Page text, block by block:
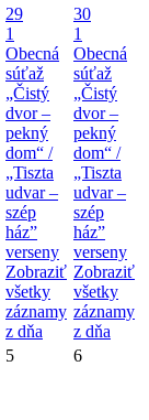
29
1
Obecná
súťaž
„Čistý
dvor –
pekný
dom“ /
„Tiszta
udvar –
szép
ház”
verseny
Zobraziť
všetky
záznamy
z dňa
30
1
Obecná
súťaž
„Čistý
dvor –
pekný
dom“ /
„Tiszta
udvar –
szép
ház”
verseny
Zobraziť
všetky
záznamy
z dňa
5 6